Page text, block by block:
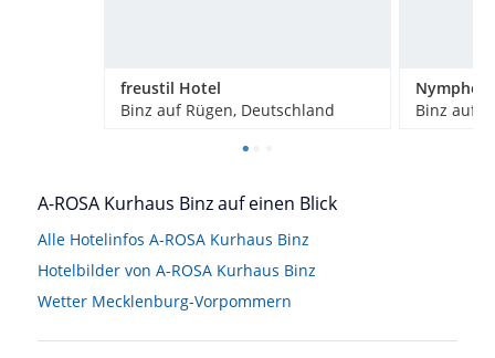
freustil Hotel
Binz auf Rügen, Deutschland
Binz auf
A-ROSA Kurhaus Binz auf einen Blick
Alle Hotelinfos A-ROSA Kurhaus Binz
Hotelbilder von A-ROSA Kurhaus Binz
Wetter Mecklenburg-Vorpommern